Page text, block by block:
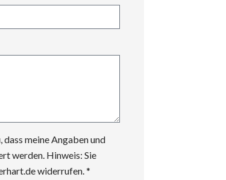
meine Angaben und
werden. Hinweis: Sie
widerrufen. *